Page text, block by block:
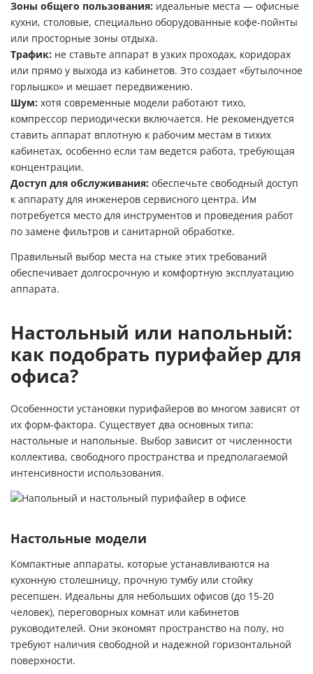
Зоны общего пользования: идеальные места — офисные
кухни, столовые, специально оборудованные кофе-пойнты
или просторные зоны отдыха.
Трафик: не ставьте аппарат в узких проходах, коридорах
или прямо у выхода из кабинетов. Это создает «бутылочное
горлышко» и мешает передвижению.
Шум: хотя современные модели работают тихо,
компрессор периодически включается. Не рекомендуется
ставить аппарат вплотную к рабочим местам в тихих
кабинетах, особенно если там ведется работа, требующая
концентрации.
Доступ для обслуживания: обеспечьте свободный доступ
к аппарату для инженеров сервисного центра. Им
потребуется место для инструментов и проведения работ
по замене фильтров и санитарной обработке.
Правильный выбор места на стыке этих требований
обеспечивает долгосрочную и комфортную эксплуатацию
аппарата.
Настольный или напольный:
как подобрать пурифайер для
офиса?
Особенности установки пурифайеров во многом зависят от
их форм-фактора. Существует два основных типа:
настольные и напольные. Выбор зависит от численности
коллектива, свободного пространства и предполагаемой
интенсивности использования.
Настольные модели
Компактные аппараты, которые устанавливаются на
кухонную столешницу, прочную тумбу или стойку
ресепшен. Идеальны для небольших офисов (до 15-20
человек), переговорных комнат или кабинетов
руководителей. Они экономят пространство на полу, но
требуют наличия свободной и надежной горизонтальной
поверхности.